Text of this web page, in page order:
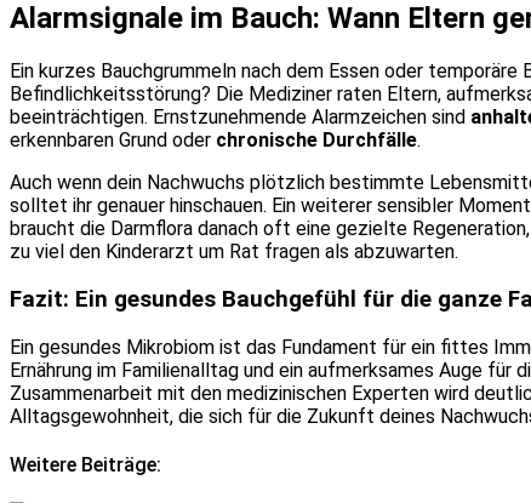
Alarmsignale im Bauch: Wann Eltern
Ein kurzes Bauchgrummeln nach dem Essen oder
Befindlichkeitsstörung? Die Mediziner raten Eltern,
beeinträchtigen. Ernstzunehmende Alarmzeichen sind
erkennbaren Grund oder chronische Durchfälle.
Auch wenn dein Nachwuchs plötzlich bestimmte
solltet ihr genauer hinschauen. Ein weiterer sensibler
braucht die Darmflora danach oft eine gezielte
zu viel den Kinderarzt um Rat fragen als abzuwarten.
Fazit: Ein gesundes Bauchgefühl für die ganze
Ein gesundes Mikrobiom ist das Fundament für ein fittes
Ernährung im Familienalltag und ein aufmerksames Auge für
Zusammenarbeit mit den medizinischen Experten wird
Alltagsgewohnheit, die sich für die Zukunft deines
Weitere Beiträge: